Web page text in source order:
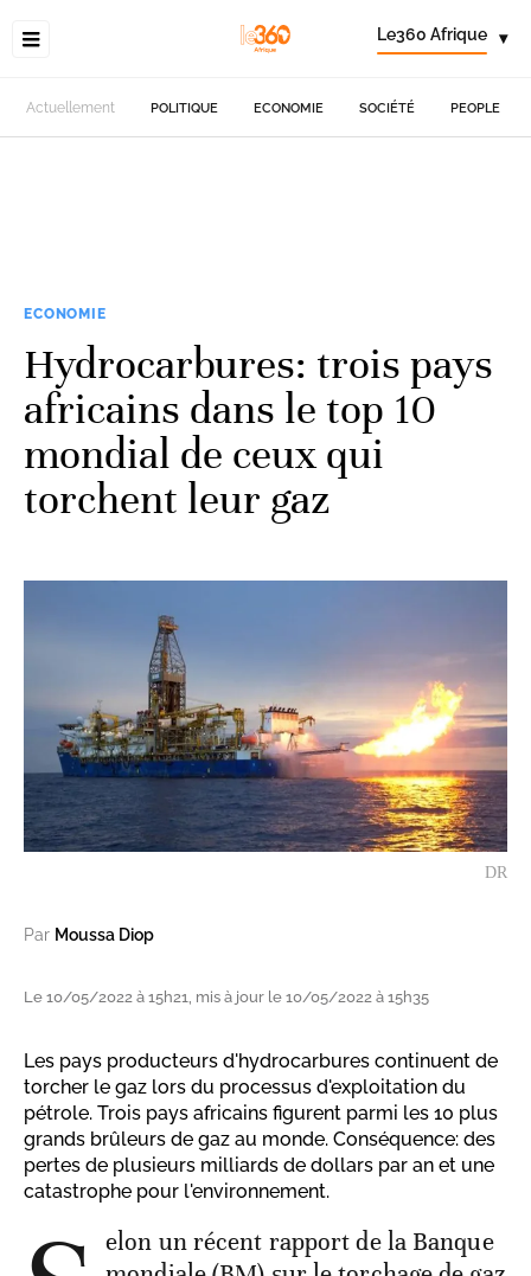
Le360 Afrique ▾
Actuellement POLITIQUE ECONOMIE SOCIÉTÉ PEOPLE
ECONOMIE
Hydrocarbures: trois pays
africains dans le top 10
mondial de ceux qui
torchent leur gaz
DR
Par Moussa Diop
Le 10/05/2022 à 15h21, mis à jour le 10/05/2022 à 15h35
Les pays producteurs d'hydrocarbures continuent de
torcher le gaz lors du processus d'exploitation du
pétrole. Trois pays africains figurent parmi les 10 plus
grands brûleurs de gaz au monde. Conséquence: des
pertes de plusieurs milliards de dollars par an et une
catastrophe pour l'environnement.
elon un récent rapport de la Banque